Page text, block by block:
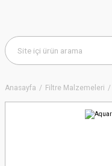
Anasayfa Filtre Malzemeleri